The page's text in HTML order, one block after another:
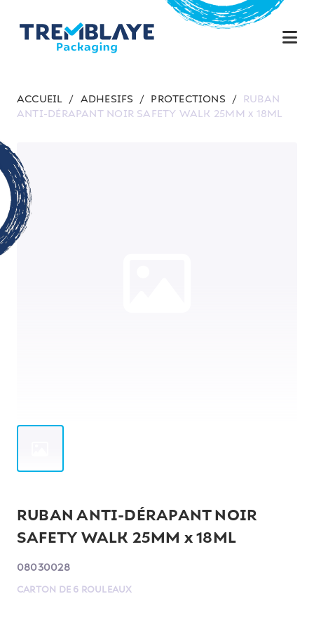
ACCUEIL / ADHESIFS / PROTECTIONS /
RUBAN
ANTI-DÉRAPANT NOIR SAFETY WALK 25MM x 18ML
RUBAN ANTI-DÉRAPANT NOIR
SAFETY WALK 25MM x 18ML
08030028
CARTON DE 6 ROULEAUX